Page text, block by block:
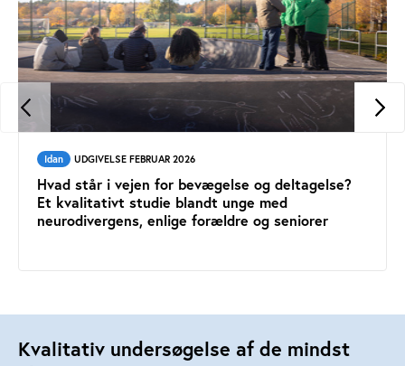
Idan UDGIVELSE FEBRUAR 2026
Hvad står i vejen for bevægelse og deltagelse?
Et kvalitativt studie blandt unge med
neurodivergens, enlige forældre og seniorer
Kvalitativ undersøgelse af de mindst